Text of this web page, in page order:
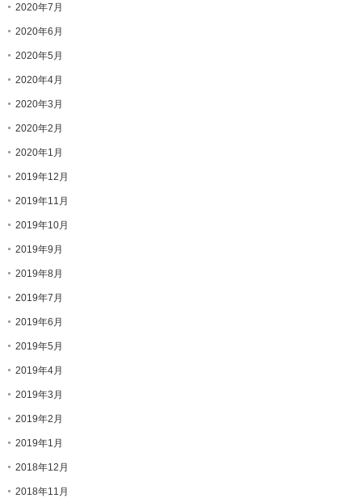
2020年7月
2020年6月
2020年5月
2020年4月
2020年3月
2020年2月
2020年1月
2019年12月
2019年11月
2019年10月
2019年9月
2019年8月
2019年7月
2019年6月
2019年5月
2019年4月
2019年3月
2019年2月
2019年1月
2018年12月
2018年11月